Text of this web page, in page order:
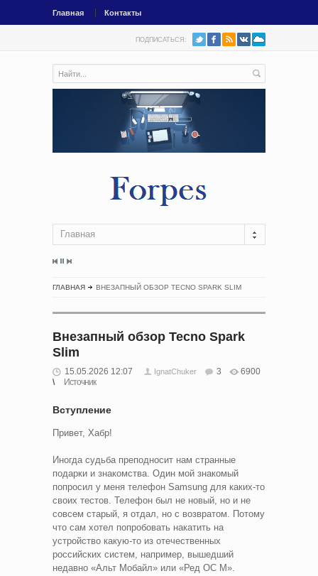
Главная Контакты
ПОДПИСАТЬСЯ:
Главная
ГЛАВНАЯ ВНЕЗАПНЫЙ ОБЗОР TECNO SPARK SLIM
Внезапный обзор Tecno Spark
Slim
15.05.2026 12:07 IgnatChuker 3
6900
Источник
Вступление
Привет, Хабр!
Иногда судьба преподносит нам странные
подарки и знакомства. Один мой знакомый
попросил у меня телефон Samsung для каких-то
своих тестов. Телефон был не новый, но и не
совсем старый, я отдал, но с возвратом. Потому
что сам хотел попробовать накатить на
устройство какую-то из отечественных
российских систем, например, вышедший
недавно «Альт Мобайл» или «Ред ОС М».